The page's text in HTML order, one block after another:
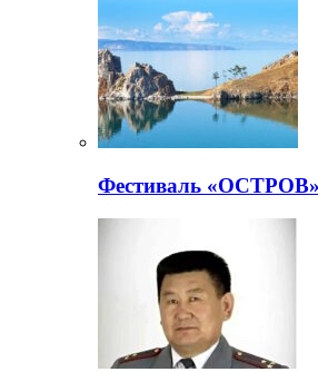
Фестиваль «ОСТРОВ»